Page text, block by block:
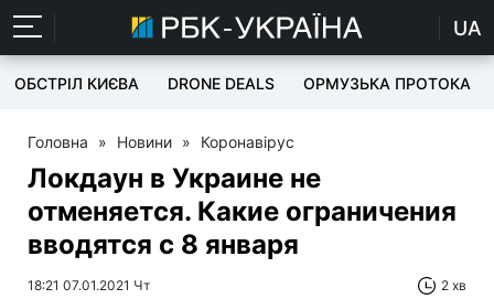
UA
ОБСТРІЛ КИЄВА DRONE DEALS ОРМУЗЬКА ПРОТОКА
Головна » Новини » Коронавірус
Локдаун в Украине не
отменяется. Какие ограничения
вводятся с 8 января
18:21 07.01.2021 Чт 2 хв